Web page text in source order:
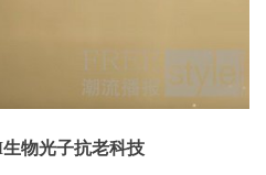
物光子抗老科技